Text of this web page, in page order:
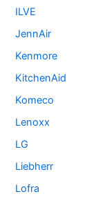
ILVE
JennAir
Kenmore
KitchenAid
Komeco
Lenoxx
LG
Liebherr
Lofra